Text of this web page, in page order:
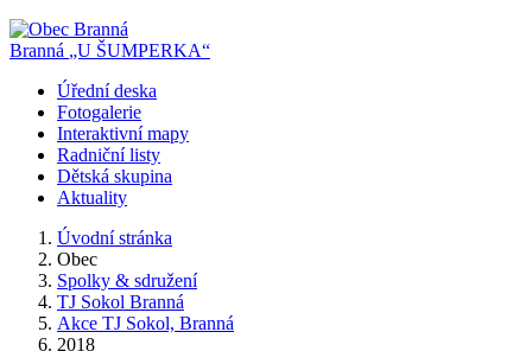
Branná „U ŠUMPERKA“
Úřední deska
Fotogalerie
Interaktivní mapy
Radniční listy
Dětská skupina
Aktuality
Úvodní stránka
Obec
Spolky & sdružení
TJ Sokol Branná
Akce TJ Sokol, Branná
2018